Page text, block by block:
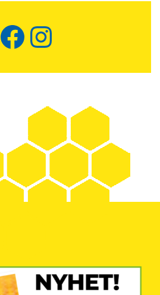
Facebook
Instagram